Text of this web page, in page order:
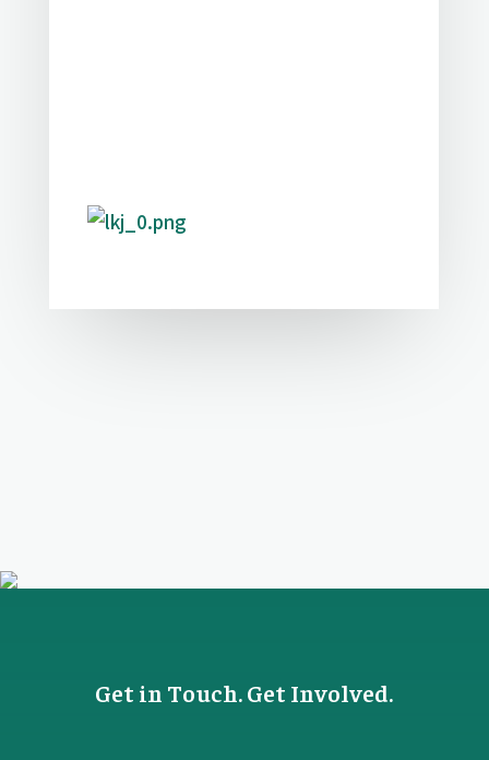
Get in Touch. Get Involved.